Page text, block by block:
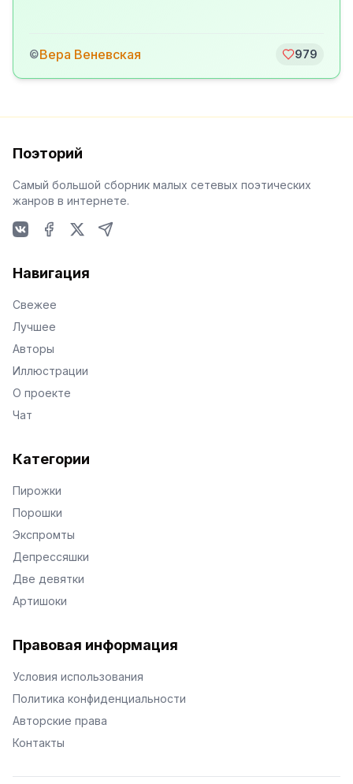
©Вера Веневская 979
Поэторий
Самый большой сборник малых сетевых поэтических
жанров в интернете.
Навигация
Свежее
Лучшее
Авторы
Иллюстрации
О проекте
Чат
Категории
Пирожки
Порошки
Экспромты
Депрессяшки
Две девятки
Артишоки
Правовая информация
Условия использования
Политика конфиденциальности
Авторские права
Контакты